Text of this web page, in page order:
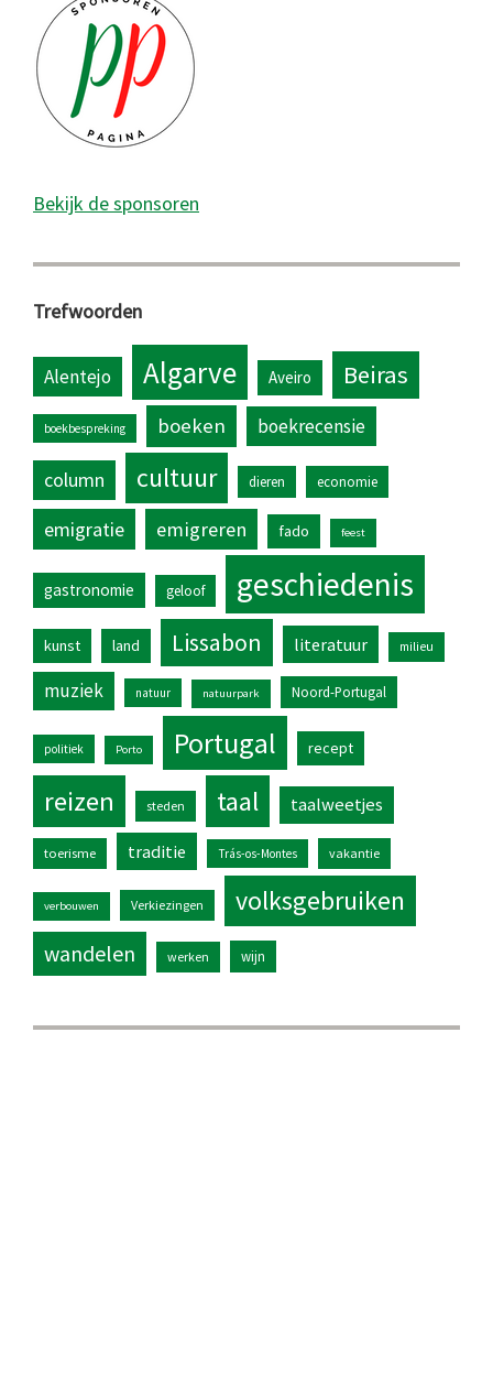
Bekijk de sponsoren
Trefwoorden
Alentejo Algarve Aveiro Beiras
boekbespreking boeken boekrecensie
column cultuur dieren economie
emigratie emigreren fado feest
gastronomie geloof geschiedenis
kunst land Lissabon literatuur milieu
muziek natuur natuurpark Noord-Portugal
politiek Porto Portugal recept
reizen steden taal taalweetjes
toerisme traditie Trás-os-Montes vakantie
verbouwen Verkiezingen volksgebruiken
wandelen werken wijn